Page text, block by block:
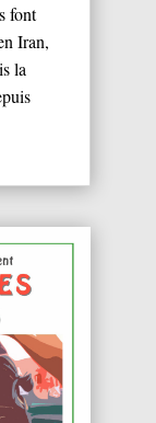
font
Iran,
la